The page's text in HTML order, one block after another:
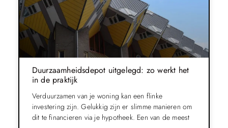
Duurzaamheidsdepot uitgelegd: zo werkt het
in de praktijk
Verduurzamen van je woning kan een flinke
investering zijn. Gelukkig zijn er slimme manieren om
dit te financieren via je hypotheek. Een van de meest